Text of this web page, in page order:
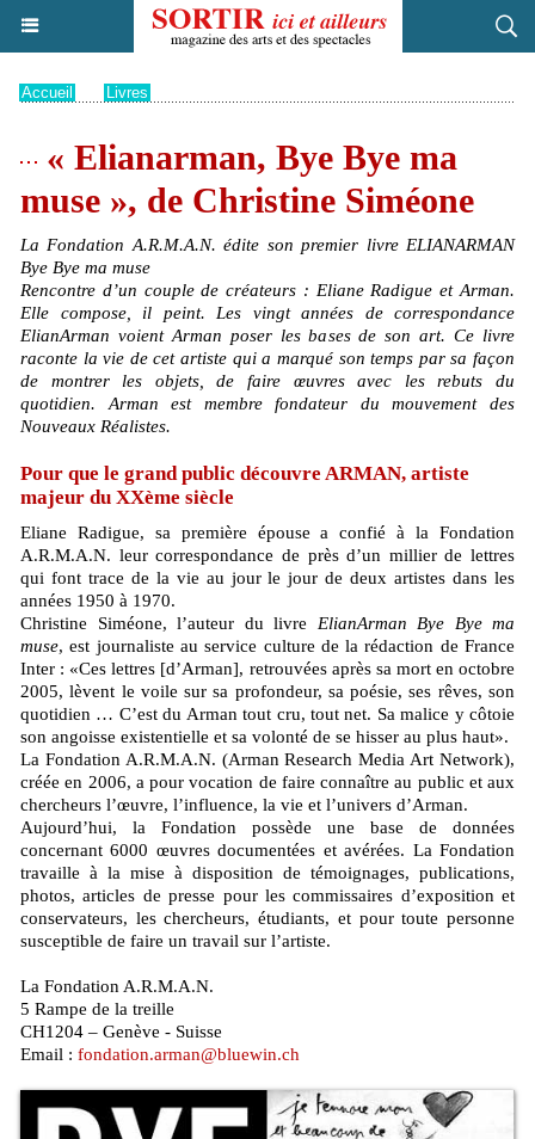
Accueil Livres
« Elianarman, Bye Bye ma
muse », de Christine Siméone
La Fondation A.R.M.A.N. édite son premier livre ELIANARMAN
Bye Bye ma muse
Rencontre d’un couple de créateurs : Eliane Radigue et Arman.
Elle compose, il peint. Les vingt années de correspondance
ElianArman voient Arman poser les bases de son art. Ce livre
raconte la vie de cet artiste qui a marqué son temps par sa façon
de montrer les objets, de faire œuvres avec les rebuts du
quotidien. Arman est membre fondateur du mouvement des
Nouveaux Réalistes.
Pour que le grand public découvre ARMAN, artiste
majeur du XXème siècle
Eliane Radigue, sa première épouse a confié à la Fondation
A.R.M.A.N. leur correspondance de près d’un millier de lettres
qui font trace de la vie au jour le jour de deux artistes dans les
années 1950 à 1970.
Christine Siméone, l’auteur du livre ElianArman Bye Bye ma
muse, est journaliste au service culture de la rédaction de France
Inter : «Ces lettres [d’Arman], retrouvées après sa mort en octobre
2005, lèvent le voile sur sa profondeur, sa poésie, ses rêves, son
quotidien … C’est du Arman tout cru, tout net. Sa malice y côtoie
son angoisse existentielle et sa volonté de se hisser au plus haut».
La Fondation A.R.M.A.N. (Arman Research Media Art Network),
créée en 2006, a pour vocation de faire connaître au public et aux
chercheurs l’œuvre, l’influence, la vie et l’univers d’Arman.
Aujourd’hui, la Fondation possède une base de données
concernant 6000 œuvres documentées et avérées. La Fondation
travaille à la mise à disposition de témoignages, publications,
photos, articles de presse pour les commissaires d’exposition et
conservateurs, les chercheurs, étudiants, et pour toute personne
susceptible de faire un travail sur l’artiste.
La Fondation A.R.M.A.N.
5 Rampe de la treille
CH1204 – Genève - Suisse
Email : fondation.arman@bluewin.ch